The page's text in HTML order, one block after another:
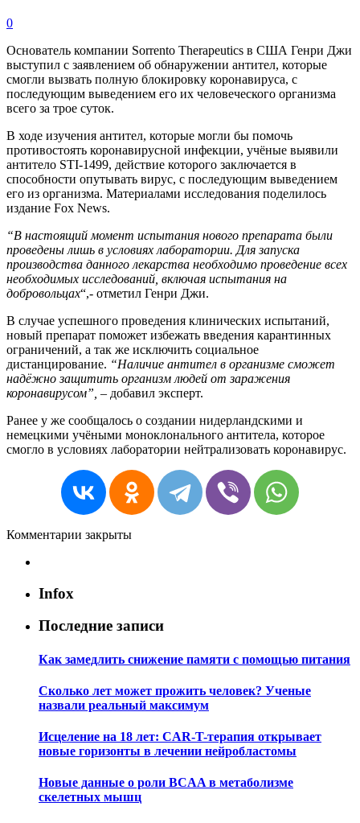
0
Основатель компании Sorrento Therapeutics в США Генри Джи
выступил с заявлением об обнаружении антител, которые
смогли вызвать полную блокировку коронавируса, с
последующим выведением его их человеческого организма
всего за трое суток.
В ходе изучения антител, которые могли бы помочь
противостоять коронавирусной инфекции, учёные выявили
антитело STI-1499, действие которого заключается в
способности опутывать вирус, с последующим выведением
его из организма. Материалами исследования поделилось
издание Fox News.
“В настоящий момент испытания нового препарата были
проведены лишь в условиях лаборатории. Для запуска
производства данного лекарства необходимо проведение всех
необходимых исследований, включая испытания на
добровольцах“,- отметил Генри Джи.
В случае успешного проведения клинических испытаний,
новый препарат поможет избежать введения карантинных
ограничений, а так же исключить социальное
дистанцирование. “Наличие антител в организме сможет
надёжно защитить организм людей от заражения
коронавирусом”, – добавил эксперт.
Ранее у же сообщалось о создании нидерландскими и
немецкими учёными моноклонального антитела, которое
смогло в условиях лаборатории нейтрализовать коронавирус.
Комментарии закрыты
Infox
Последние записи
Как замедлить снижение памяти с помощью питания
Сколько лет может прожить человек? Ученые
назвали реальный максимум
Исцеление на 18 лет: CAR-T-терапия открывает
новые горизонты в лечении нейробластомы
Новые данные о роли BCAA в метаболизме
скелетных мышц